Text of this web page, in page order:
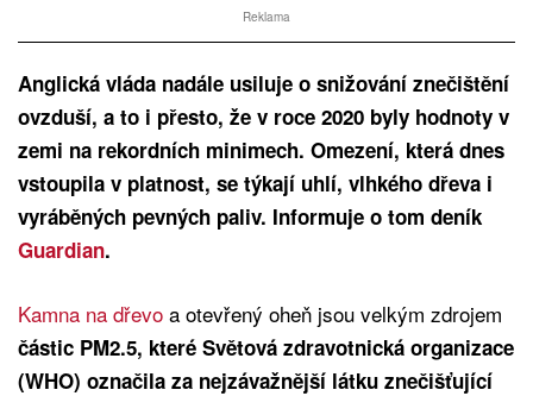
Reklama
Anglická vláda nadále usiluje o snižování znečištění
ovzduší, a to i přesto, že v roce 2020 byly hodnoty v
zemi na rekordních minimech. Omezení, která dnes
vstoupila v platnost, se týkají uhlí, vlhkého dřeva i
vyráběných pevných paliv. Informuje o tom deník
Guardian.
Kamna na dřevo a otevřený oheň jsou velkým zdrojem
částic PM2.5, které Světová zdravotnická organizace
(WHO) označila za nejzávažnější látku znečišťující